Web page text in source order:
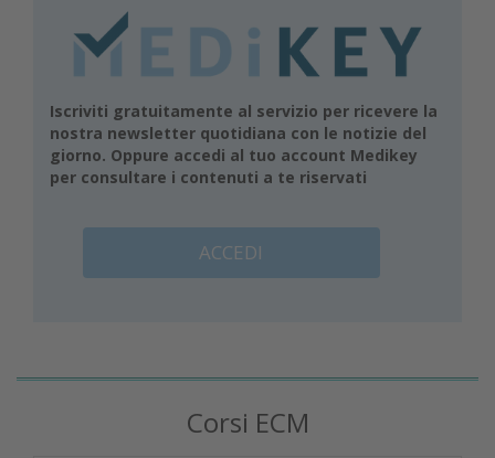
Iscriviti gratuitamente al servizio per ricevere la
nostra newsletter quotidiana con le notizie del
giorno. Oppure accedi al tuo account Medikey
per consultare i contenuti a te riservati
ACCEDI
Corsi ECM